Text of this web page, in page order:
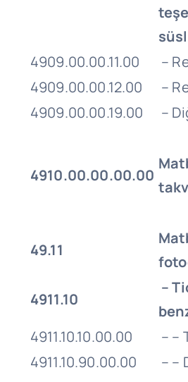
4909.00.00.11.00
–
4909.00.00.12.00
–
4909.00.00.19.00
–
4910.00.00.00.00
49.11
4911.10
–
4911.10.10.00.00
– –
4911.10.90.00.00
– –